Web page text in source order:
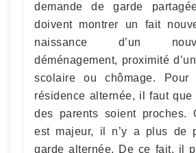
demande de garde
doivent montrer un fait
naissance d’un
déménagement, proximité
scolaire ou chômage. Pour
résidence alternée, il faut
des parents soient proches.
est majeur, il n’y a plus de
garde alternée. De ce fait, il